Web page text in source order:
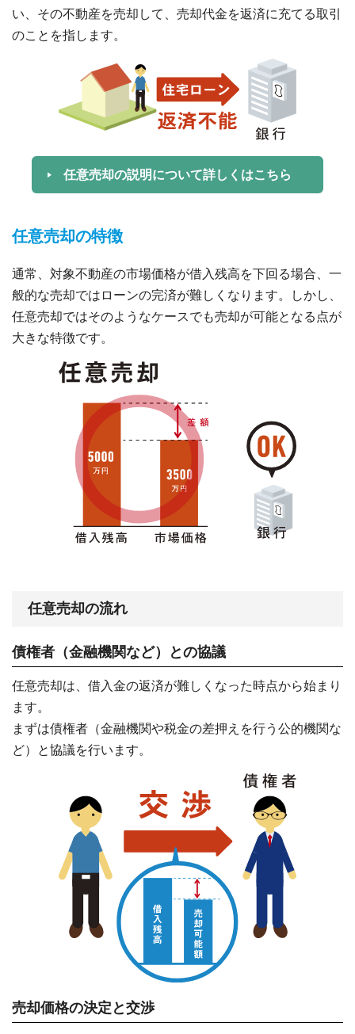
い、その不動産を売却して、売却代金を返済に充てる取引
のことを指します。
任意売却の説明について詳しくはこちら
任意売却の特徴
通常、対象不動産の市場価格が借入残高を下回る場合、一
般的な売却ではローンの完済が難しくなります。しかし、
任意売却ではそのようなケースでも売却が可能となる点が
大きな特徴です。
任意売却の流れ
債権者（金融機関など）との協議
任意売却は、借入金の返済が難しくなった時点から始まり
ます。
まずは債権者（金融機関や税金の差押えを行う公的機関な
ど）と協議を行います。
売却価格の決定と交渉